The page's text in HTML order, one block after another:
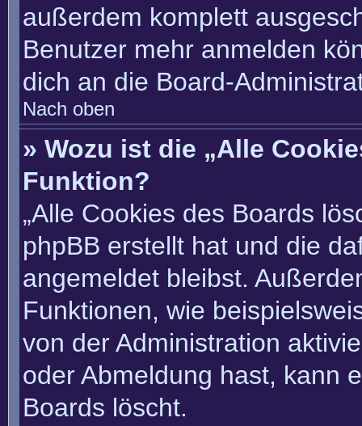
außerdem komplett
Benutzer mehr anmelden
dich an die Board-
Nach oben
» Wozu ist die „Alle
Funktion?
„Alle Cookies des Boards
phpBB erstellt hat und die
angemeldet bleibst.
Funktionen, wie
von der Administration
oder Abmeldung hast, kann
Boards löscht.